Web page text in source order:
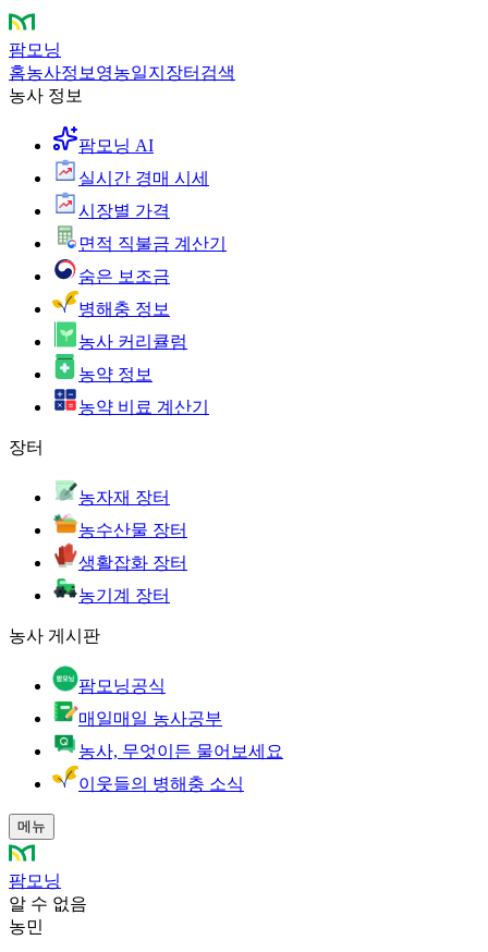
팜모닝
홈농사정보 영농일지 장터 검색
농사 정보
팜모닝 AI
실시간 경매 시세
시장별 가격
면적 직불금 계산기
숨은 보조금
병해충 정보
농사 커리큘럼
농약 정보
농약 비료 계산기
장터
농자재 장터
농수산물 장터
생활잡화 장터
농기계 장터
농사 게시판
팜모닝공식
매일매일 농사공부
농사, 무엇이든 물어보세요
이웃들의 병해충 소식
메뉴
팜모닝
알 수 없음
농민